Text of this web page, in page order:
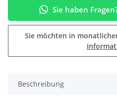
Sie haben
Sie möchten in
Beschreibung